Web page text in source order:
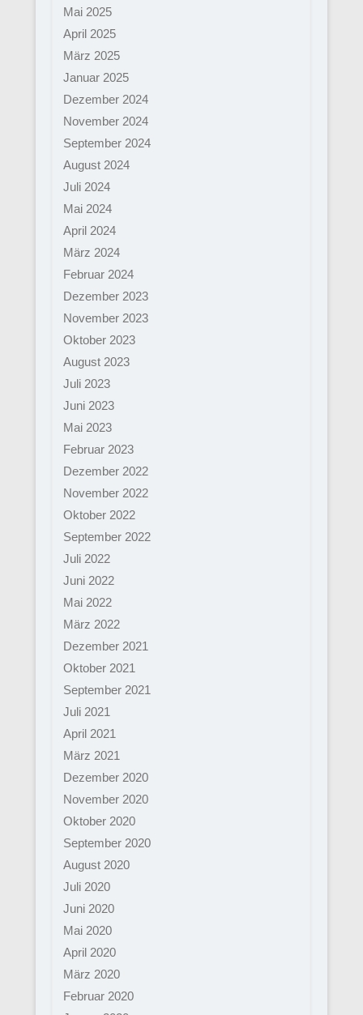
Mai 2025
April 2025
März 2025
Januar 2025
Dezember 2024
November 2024
September 2024
August 2024
Juli 2024
Mai 2024
April 2024
März 2024
Februar 2024
Dezember 2023
November 2023
Oktober 2023
August 2023
Juli 2023
Juni 2023
Mai 2023
Februar 2023
Dezember 2022
November 2022
Oktober 2022
September 2022
Juli 2022
Juni 2022
Mai 2022
März 2022
Dezember 2021
Oktober 2021
September 2021
Juli 2021
April 2021
März 2021
Dezember 2020
November 2020
Oktober 2020
September 2020
August 2020
Juli 2020
Juni 2020
Mai 2020
April 2020
März 2020
Februar 2020